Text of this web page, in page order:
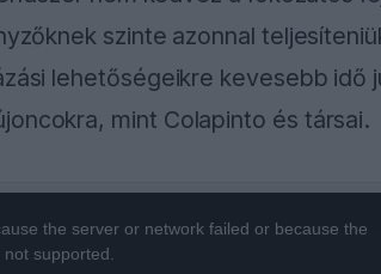
szinte azonnal
lehetőségeikre kevesebb idő
mint Colapinto és társai.
the server or network failed or because the
supported.